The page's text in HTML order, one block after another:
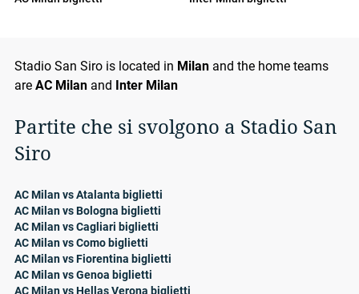
Stadio San Siro is located in Milan and the home teams
are AC Milan and Inter Milan
Partite che si svolgono a Stadio San
Siro
AC Milan vs Atalanta biglietti
AC Milan vs Bologna biglietti
AC Milan vs Cagliari biglietti
AC Milan vs Como biglietti
AC Milan vs Fiorentina biglietti
AC Milan vs Genoa biglietti
AC Milan vs Hellas Verona biglietti